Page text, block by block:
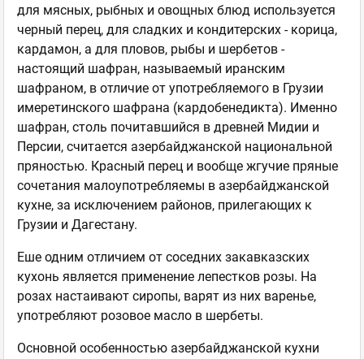
для мясных, рыбных и овощных блюд используется
черный перец, для сладких и кондитерских - корица,
кардамон, а для пловов, рыбы и шербетов -
настоящий шафран, называемый иранским
шафраном, в отличие от употребляемого в Грузии
имеретинского шафрана (кардобенедикта). Именно
шафран, столь почитавшийся в древней Мидии и
Персии, считается азербайджанской национальной
пряностью. Красный перец и вообще жгучие пряные
сочетания малоупотребляемы в азербайджанской
кухне, за исключением районов, прилегающих к
Грузии и Дагестану.
Еше одним отличием от соседних закавказских
кухонь является применение лепестков розы. На
розах настаивают сиропы, варят из них варенье,
употребляют розовое масло в шербеты.
Основной особенностью азербайджанской кухни